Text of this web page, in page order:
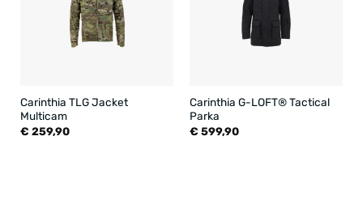
Carinthia TLG Jacket
Multicam
€ 259,90
Carinthia G-LOFT® Tactical
Parka
€ 599,90